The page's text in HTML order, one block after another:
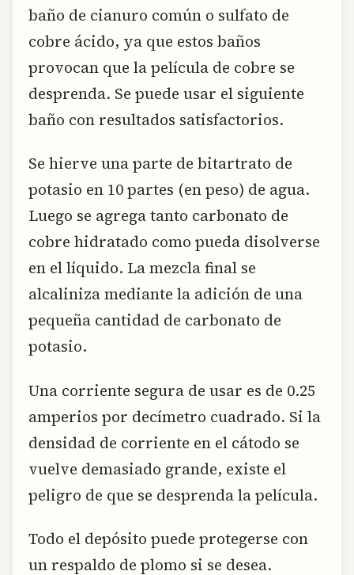
baño de cianuro común o sulfato de
cobre ácido, ya que estos baños
provocan que la película de cobre se
desprenda. Se puede usar el siguiente
baño con resultados satisfactorios.
Se hierve una parte de bitartrato de
potasio en 10 partes (en peso) de agua.
Luego se agrega tanto carbonato de
cobre hidratado como pueda disolverse
en el líquido. La mezcla final se
alcaliniza mediante la adición de una
pequeña cantidad de carbonato de
potasio.
Una corriente segura de usar es de 0.25
amperios por decímetro cuadrado. Si la
densidad de corriente en el cátodo se
vuelve demasiado grande, existe el
peligro de que se desprenda la película.
Todo el depósito puede protegerse con
un respaldo de plomo si se desea.